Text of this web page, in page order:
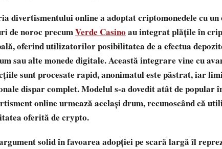
divertismentului online a adoptat criptomonedele cu
de noroc precumVerde Casino au integrat plățile în
oferind utilizatorilor posibilitatea de a efectua
sau alte monede digitale. Această integrare vine cu
sunt procesate rapid, anonimatul este păstrat, iar
dispar complet. Modelul s-a dovedit atât de popular
online urmează același drum, recunoscând că
oferită de crypto.
solid în favoarea adopției pe scară largă îl